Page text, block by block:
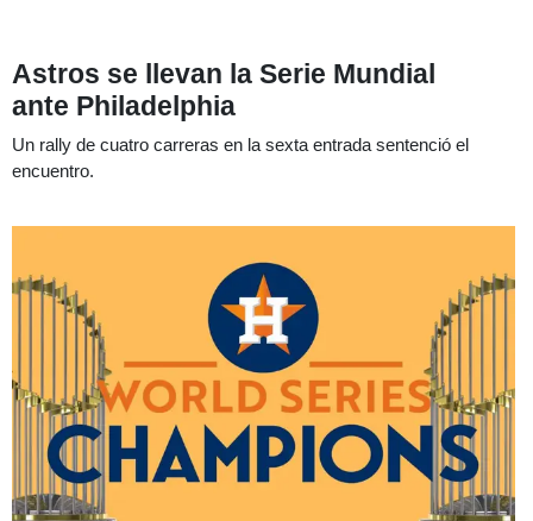
Astros se llevan la Serie Mundial
ante Philadelphia
Un rally de cuatro carreras en la sexta entrada sentenció el
encuentro.